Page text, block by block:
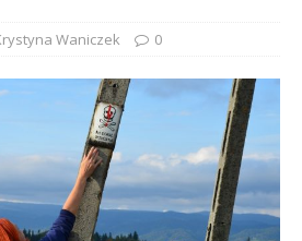
Waniczek 0